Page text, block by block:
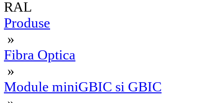
Produse
»
Fibra Optica
»
Module miniGBIC si GBIC